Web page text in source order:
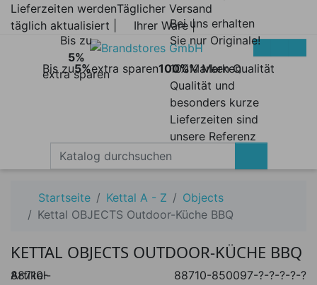
Lieferzeiten werden
täglich aktualisiert |
Täglicher Versand
Ihrer Ware |
Bis zu5%extra sparen
Bis zu
5%
extra sparen
100%Marken Qualität
Bei uns erhalten
Sie nur Originale!
100% Marken
Qualität und
besonders kurze
Lieferzeiten sind
unsere Referenz
Startseite Kettal A - Z
Objects
Kettal OBJECTS Outdoor-Küche BBQ
KETTAL OBJECTS OUTDOOR-KÜCHE BBQ
Artikel-
88710-
88710-850097-?-?-?-?-?